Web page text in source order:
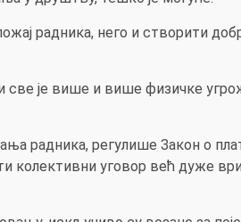
радника, него и створити
све је више и више физичке
радника, регулише Закон о
колективни уговор већ дуже